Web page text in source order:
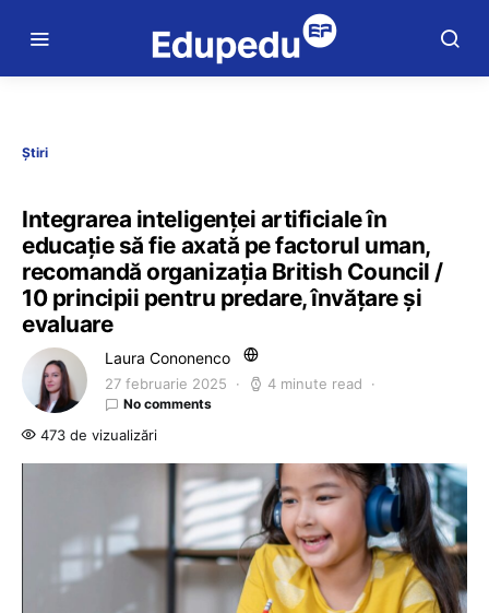
Știri
Integrarea inteligenței artificiale în
educație să fie axată pe factorul uman,
recomandă organizația British Council /
10 principii pentru predare, învățare și
evaluare
Laura Cononenco
27 februarie 2025 4 minute read
No comments
473 de vizualizări